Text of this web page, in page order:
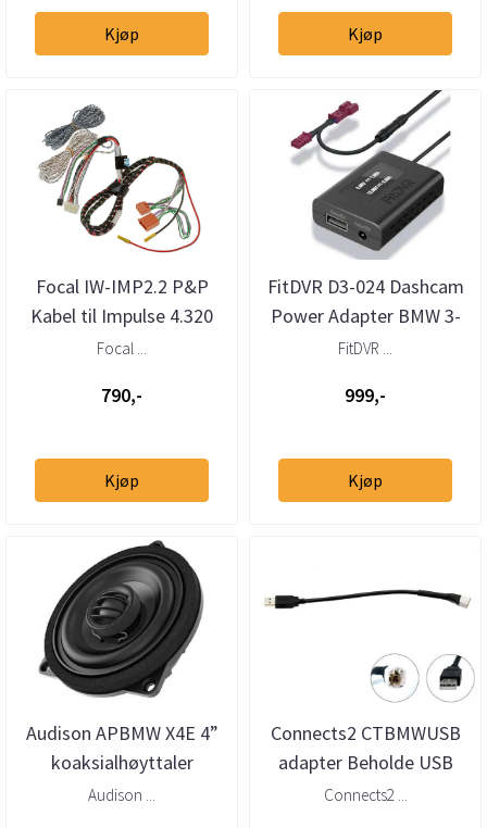
Kjøp Kjøp
Focal IW-IMP2.2 P&P
Kabel til Impulse 4.320
ISUB TWIN
Focal ...
790,-
Kjøp
FitDVR D3-024 Dashcam
Power Adapter BMW 3-
pin
FitDVR ...
999,-
Kjøp
Audison APBMW X4E 4”
koaksialhøyttaler
BMW/Mini
Audison ...
Connects2 CTBMWUSB
adapter Beholde USB
BMW, Mini (2009–>)
Connects2 ...